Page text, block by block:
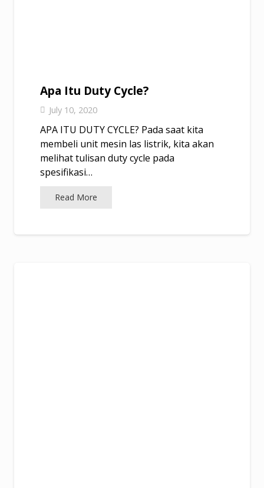
Apa Itu Duty Cycle?
July 10, 2020
APA ITU DUTY CYCLE? Pada saat kita
membeli unit mesin las listrik, kita akan
melihat tulisan duty cycle pada
spesifikasi…
Read More